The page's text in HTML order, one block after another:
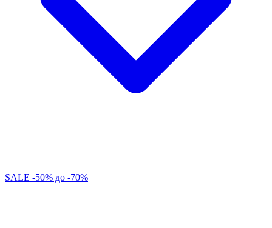
SALE -50% до -70%